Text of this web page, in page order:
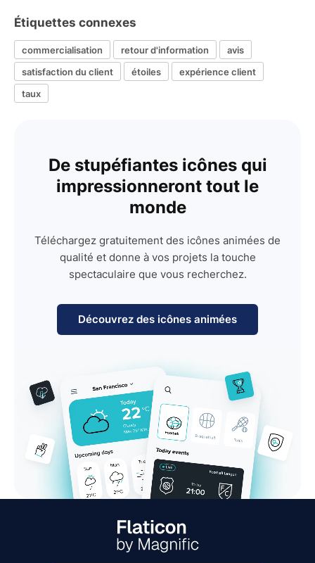
Étiquettes connexes
commercialisation retour d'information
avis
satisfaction du client
étoiles
expérience client
taux
De stupéfiantes icônes qui
impressionneront tout le
monde
Téléchargez gratuitement des icônes animées de
qualité et donne à vos projets la touche
spectaculaire que vous recherchez.
Découvrez des icônes animées